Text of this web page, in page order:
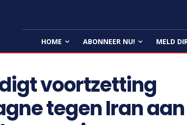
HOME ABONNEER NU! MELD
voortzetting
tegen Iran